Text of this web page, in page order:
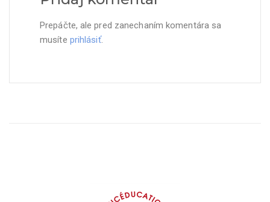
Prepáčte, ale pred zanechaním komentára sa
musíte prihlásiť.